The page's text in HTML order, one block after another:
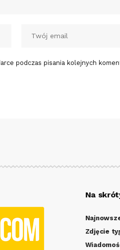
podczas pisania kolejnych
Na
Zdjęcie